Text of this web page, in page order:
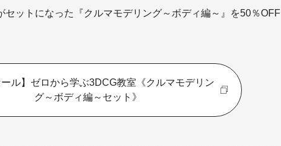
セットになった『クルマモデリング～ボディ編～』を50％OFF
ール】ゼロから学ぶ3DCG教室《クルマモデリン
グ～ボディ編～セット》